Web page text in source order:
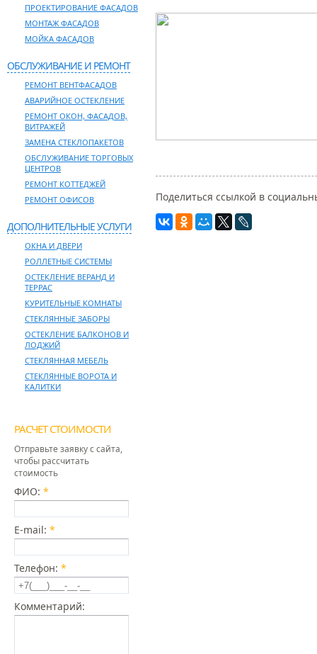
ПРОЕКТИРОВАНИЕ ФАСАДОВ
МОНТАЖ ФАСАДОВ
МОЙКА ФАСАДОВ
ОБСЛУЖИВАНИЕ И РЕМОНТ
РЕМОНТ ВЕНТФАСАДОВ
АВАРИЙНОЕ ОСТЕКЛЕНИЕ
РЕМОНТ ОКОН, ФАСАДОВ,
ВИТРАЖЕЙ
ЗАМЕНА СТЕКЛОПАКЕТОВ
ОБСЛУЖИВАНИЕ ТОРГОВЫХ
ЦЕНТРОВ
РЕМОНТ КОТТЕДЖЕЙ
РЕМОНТ ОФИСОВ
ДОПОЛНИТЕЛЬНЫЕ УСЛУГИ
ОКНА И ДВЕРИ
РОЛЛЕТНЫЕ СИСТЕМЫ
ОСТЕКЛЕНИЕ ВЕРАНД И
ТЕРРАС
КУРИТЕЛЬНЫЕ КОМНАТЫ
СТЕКЛЯННЫЕ ЗАБОРЫ
ОСТЕКЛЕНИЕ БАЛКОНОВ И
ЛОДЖИЙ
СТЕКЛЯННАЯ МЕБЕЛЬ
СТЕКЛЯННЫЕ ВОРОТА И
КАЛИТКИ
РАСЧЕТ СТОИМОСТИ
Отправьте заявку с сайта,
чтобы рассчитать
стоимость
ФИО: *
E-mail: *
Телефон: *
Комментарий:
Поделиться ссылкой в